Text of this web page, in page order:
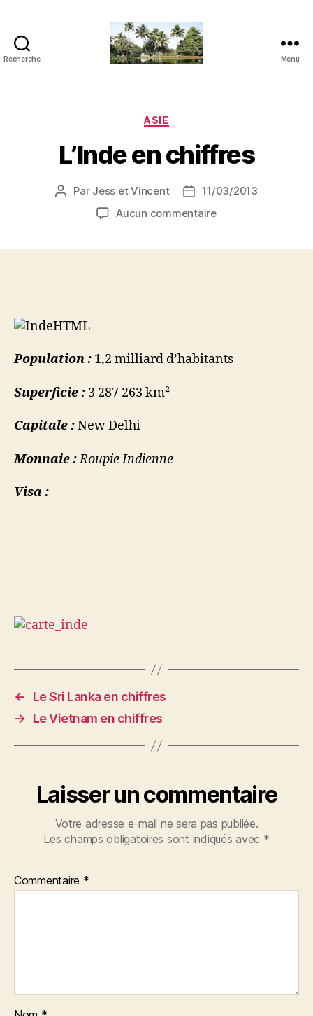
Recherche Menu
Catégories
ASIE
L’Inde en chiffres
Auteur
Par Jess et Vincent
Date
de
11/03/2013
Aucun commentairesur
Population : 1,2 milliard d’habitants
Superficie : 3 287 263 km²
Capitale :New Delhi
Monnaie :Roupie Indienne
Visa :
←
Le Sri Lanka en chiffres
→
Le Vietnam en chiffres
Laisser un commentaire
Votre adresse e-mail ne sera pas publiée.
Les champs obligatoires sont indiqués avec *
Commentaire *